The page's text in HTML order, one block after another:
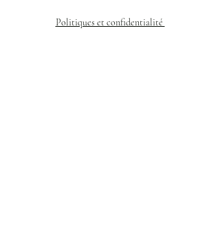
Politiques et confidentialité